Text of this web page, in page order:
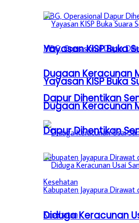
Yayasan KISP Buka
Dugaan Keracunan
Dapur Dihentikan
Diduga Keracunan
Yayasan KISP Buka
Dugaan Keracunan
Dapur Dihentikan